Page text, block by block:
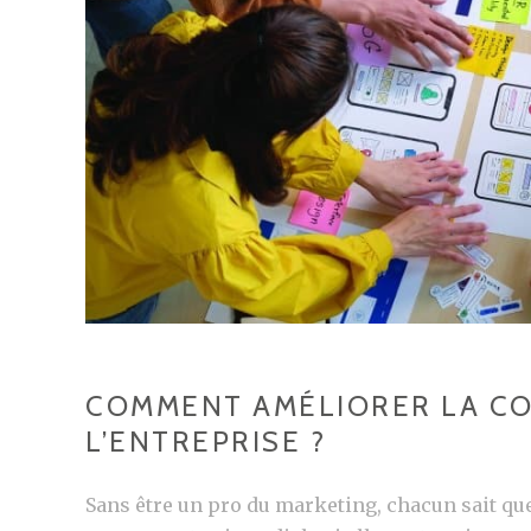
LES
ENTREPRISES
?
COMMENT AMÉLIORER LA
L’ENTREPRISE ?
Sans être un pro du marketing, chacun sait